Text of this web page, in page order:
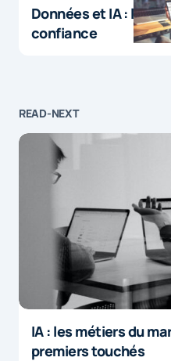
Données et IA : le
confiance
READ-NEXT
IA : les métiers du
premiers touchés